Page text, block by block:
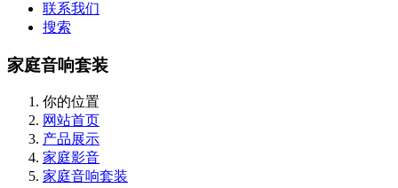
联系我们
搜索
家庭音响套装
你的位置
网站首页
产品展示
家庭影音
家庭音响套装